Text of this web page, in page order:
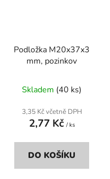
Podložka M20x37x3
mm, pozinkov
Skladem (40 ks)
3,35 Kč včetně DPH
2,77 Kč / ks
DO KOŠÍKU